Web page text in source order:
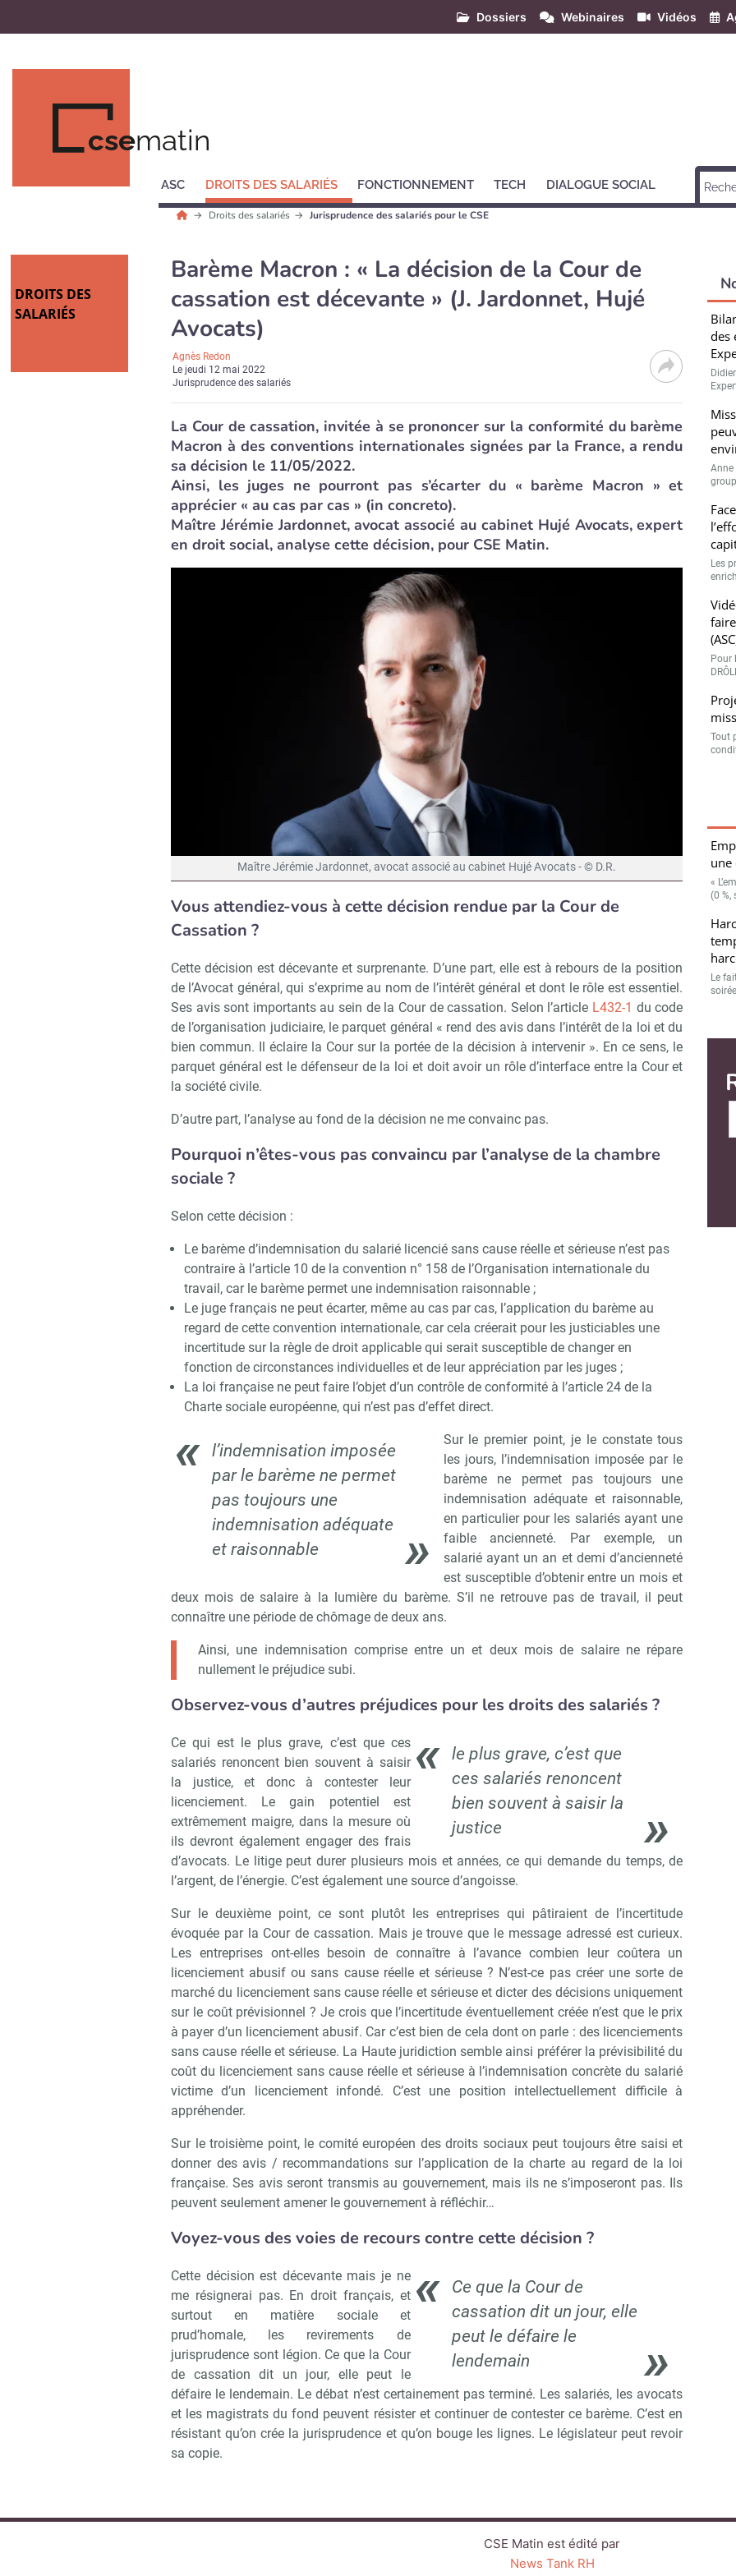
Dossiers Webinaires Vidéos
csematin
ASC DROITS DES SALARIÉS FONCTIONNEMENT TECH DIALOGUE SOCIAL
Droits des salariés Jurisprudence des salariés pour le CSE
DROITS DES
SALARIÉS
Barème Macron : « La décision de la Cour de
cassation est décevante » (J. Jardonnet, Hujé
Avocats)
Agnès Redon
Lejeudi 12 mai 2022
Jurisprudence des salariés
La Cour de cassation, invitée à se prononcer sur la conformité du barème
Macron à des conventions internationales signées par la France, a rendu
sa décision le 11/05/2022.
Ainsi, les juges ne pourront pas s’écarter du « barème Macron » et
apprécier « au cas par cas » (in concreto).
Maître Jérémie Jardonnet, avocat associé au cabinet Hujé Avocats, expert
en droit social, analyse cette décision, pour CSE Matin.
Maître Jérémie Jardonnet, avocat associé au cabinet Hujé Avocats - © D.R.
Vous attendiez-vous à cette décision rendue par la Cour de
Cassation ?
Cette décision est décevante et surprenante. D’une part, elle est à rebours de la position
de l’Avocat général, qui s’exprime au nom de l’intérêt général et dont le rôle est essentiel.
Ses avis sont importants au sein de la Cour de cassation. Selon l’article L432-1 du code
de l’organisation judiciaire, le parquet général « rend des avis dans l’intérêt de la loi et du
bien commun. Il éclaire la Cour sur la portée de la décision à intervenir ». En ce sens, le
parquet général est le défenseur de la loi et doit avoir un rôle d’interface entre la Cour et
la société civile.
D’autre part, l’analyse au fond de la décision ne me convainc pas.
Pourquoi n’êtes-vous pas convaincu par l’analyse de la chambre
sociale ?
Selon cette décision :
Le barème d’indemnisation du salarié licencié sans cause réelle et sérieuse n’est pas
contraire à l’article 10 de la convention n° 158 de l’Organisation internationale du
travail, car le barème permet une indemnisation raisonnable ;
Le juge français ne peut écarter, même au cas par cas, l’application du barème au
regard de cette convention internationale, car cela créerait pour les justiciables une
incertitude sur la règle de droit applicable qui serait susceptible de changer en
fonction de circonstances individuelles et de leur appréciation par les juges ;
La loi française ne peut faire l’objet d’un contrôle de conformité à l’article 24 de la
Charte sociale européenne, qui n’est pas d’effet direct.
l’indemnisation imposée
par le barème ne permet
pas toujours une
indemnisation adéquate
et raisonnable
Sur le premier point, je le constate tous
les jours, l’indemnisation imposée par le
barème ne permet pas toujours une
indemnisation adéquate et raisonnable,
en particulier pour les salariés ayant une
faible ancienneté. Par exemple, un
salarié ayant un an et demi d’ancienneté
est susceptible d’obtenir entre un mois et
deux mois de salaire à la lumière du barème. S’il ne retrouve pas de travail, il peut
connaître une période de chômage de deux ans.
Ainsi, une indemnisation comprise entre un et deux mois de salaire ne répare
nullement le préjudice subi.
Observez-vous d’autres préjudices pour les droits des salariés ?
le plus grave, c’est que
ces salariés renoncent
bien souvent à saisir la
justice
Ce qui est le plus grave, c’est que ces
salariés renoncent bien souvent à saisir
la justice, et donc à contester leur
licenciement. Le gain potentiel est
extrêmement maigre, dans la mesure où
ils devront également engager des frais
d’avocats. Le litige peut durer plusieurs mois et années, ce qui demande du temps, de
l’argent, de l’énergie. C’est également une source d’angoisse.
Sur le deuxième point, ce sont plutôt les entreprises qui pâtiraient de l’incertitude
évoquée par la Cour de cassation. Mais je trouve que le message adressé est curieux.
Les entreprises ont-elles besoin de connaître à l’avance combien leur coûtera un
licenciement abusif ou sans cause réelle et sérieuse ? N’est-ce pas créer une sorte de
marché du licenciement sans cause réelle et sérieuse et dicter des décisions uniquement
sur le coût prévisionnel ? Je crois que l’incertitude éventuellement créée n’est que le prix
à payer d’un licenciement abusif. Car c’est bien de cela dont on parle : des licenciements
sans cause réelle et sérieuse. La Haute juridiction semble ainsi préférer la prévisibilité du
coût du licenciement sans cause réelle et sérieuse à l’indemnisation concrète du salarié
victime d’un licenciement infondé. C’est une position intellectuellement difficile à
appréhender.
Sur le troisième point, le comité européen des droits sociaux peut toujours être saisi et
donner des avis / recommandations sur l’application de la charte au regard de la loi
française. Ses avis seront transmis au gouvernement, mais ils ne s’imposeront pas. Ils
peuvent seulement amener le gouvernement à réfléchir…
Voyez-vous des voies de recours contre cette décision ?
Ce que la Cour de
cassation dit un jour, elle
peut le défaire le
lendemain
Cette décision est décevante mais je ne
me résignerai pas. En droit français, et
surtout en matière sociale et
prud’homale, les revirements de
jurisprudence sont légion. Ce que la Cour
de cassation dit un jour, elle peut le
défaire le lendemain. Le débat n’est certainement pas terminé. Les salariés, les avocats
et les magistrats du fond peuvent résister et continuer de contester ce barème. C’est en
résistant qu’on crée la jurisprudence et qu’on bouge les lignes. Le législateur peut revoir
sa copie.
des
Anne
Les
Pour
Tout
une
«
(0 %,
Le
Recevoir CSE Matin Abonnez-vous à notre newsletter
Non merci, je reçois déjà ! Je déciderai plus tard
CSE Matin est édité par
News Tank RH